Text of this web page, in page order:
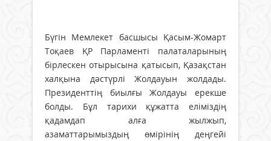
Бүгін Мемлекет басшысы Қасым-Жомарт
Тоқаев ҚР Парламенті палаталарының
бірлескен отырысына қатысып, Қазақстан
халқына дәстүрлі Жолдауын жолдады.
Президенттің биылғы Жолдауы ерекше
болды. Бұл тарихи құжатта еліміздің
қадамдап алға жылжып,
азаматтарымыздың өмірінің деңгейі